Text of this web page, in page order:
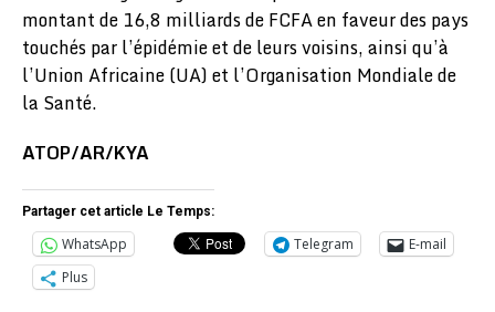
montant de 16,8 milliards de FCFA en faveur des pays
touchés par l’épidémie et de leurs voisins, ainsi qu’à
l’Union Africaine (UA) et l’Organisation Mondiale de
la Santé.
ATOP/AR/KYA
Partager cet article Le Temps:
WhatsApp Telegram
E-mail
Plus